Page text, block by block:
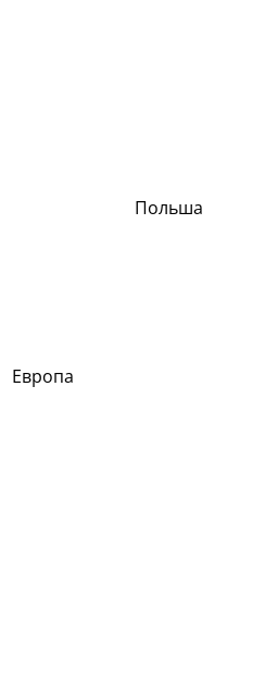
Европа
Польша